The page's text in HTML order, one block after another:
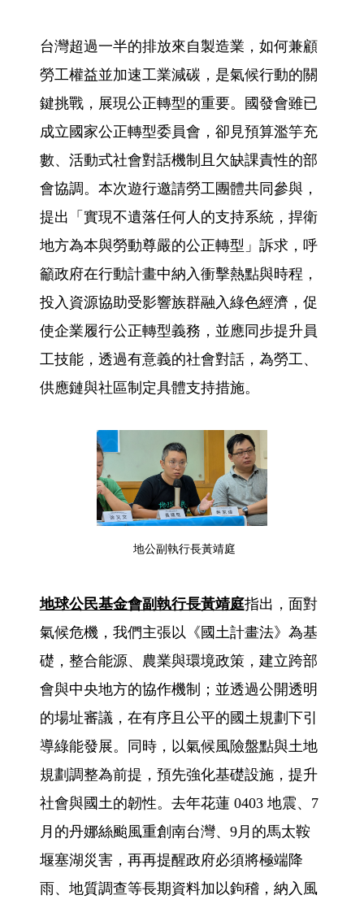
台灣超過一半的排放來自製造業，如何兼顧
勞工權益並加速工業減碳，是氣候行動的關
鍵挑戰，展現公正轉型的重要。國發會雖已
成立國家公正轉型委員會，卻見預算濫竽充
數、活動式社會對話機制且欠缺課責性的部
會協調。本次遊行邀請勞工團體共同參與，
提出「實現不遺落任何人的支持系統，捍衛
地方為本與勞動尊嚴的公正轉型」訴求，呼
籲政府在行動計畫中納入衝擊熱點與時程，
投入資源協助受影響族群融入綠色經濟，促
使企業履行公正轉型義務，並應同步提升員
工技能，透過有意義的社會對話，為勞工、
供應鏈與社區制定具體支持措施。
地公副執行長黃靖庭
地球公民基金會副執行長黃靖庭指出，面對
氣候危機，我們主張以《國土計畫法》為基
礎，整合能源、農業與環境政策，建立跨部
會與中央地方的協作機制；並透過公開透明
的場址審議，在有序且公平的國土規劃下引
導綠能發展。同時，以氣候風險盤點與土地
規劃調整為前提，預先強化基礎設施，提升
社會與國土的韌性。去年花蓮 0403 地震、7
月的丹娜絲颱風重創南台灣、9月的馬太鞍
堰塞湖災害，再再提醒政府必須將極端降
雨、地質調查等長期資料加以鉤稽，納入風